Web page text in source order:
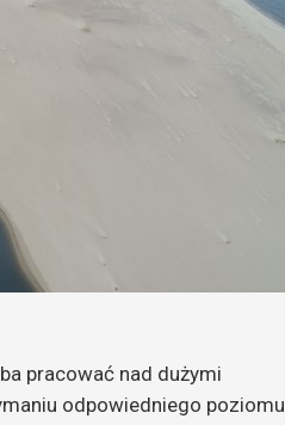
pracować nad dużymi
odpowiedniego poziomu